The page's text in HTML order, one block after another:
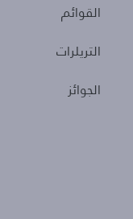
القوائم
التريلرات
الجوائز